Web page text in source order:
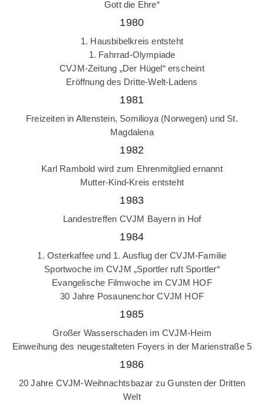
Gott die Ehre“
1980
1. Hausbibelkreis entsteht
1. Fahrrad-Olympiade
CVJM-Zeitung „Der Hügel“ erscheint
Eröffnung des Dritte-Welt-Ladens
1981
Freizeiten in Altenstein, Somilioya (Norwegen) und St.
Magdalena
1982
Karl Rambold wird zum Ehrenmitglied ernannt
Mutter-Kind-Kreis entsteht
1983
Landestreffen CVJM Bayern in Hof
1984
1. Osterkaffee und 1. Ausflug der CVJM-Familie
Sportwoche im CVJM „Sportler ruft Sportler“
Evangelische Filmwoche im CVJM HOF
30 Jahre Posaunenchor CVJM HOF
1985
Großer Wasserschaden im CVJM-Heim
Einweihung des neugestalteten Foyers in der Marienstraße 5
1986
20 Jahre CVJM-Weihnachtsbazar zu Gunsten der Dritten
Welt